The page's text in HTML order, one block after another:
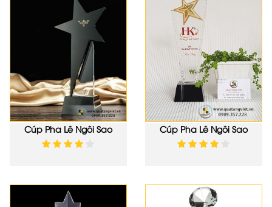
Cúp Pha Lê Ngôi Sao
QTV046
Cúp Pha Lê Ngôi Sao
QTV108